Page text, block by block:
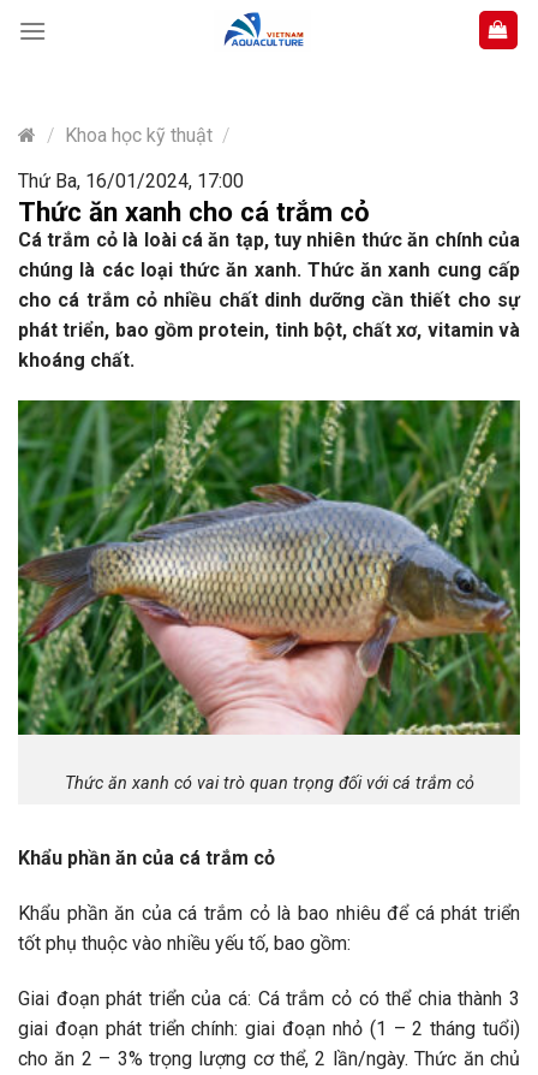
content
/ Khoa học kỹ thuật /
Thứ Ba, 16/01/2024, 17:00
Thức ăn xanh cho cá trắm cỏ
Cá trắm cỏ là loài cá ăn tạp, tuy nhiên thức ăn chính của
chúng là các loại thức ăn xanh. Thức ăn xanh cung cấp
cho cá trắm cỏ nhiều chất dinh dưỡng cần thiết cho sự
phát triển, bao gồm protein, tinh bột, chất xơ, vitamin và
khoáng chất.
Thức ăn xanh có vai trò quan trọng đối với cá trắm cỏ
Khẩu phần ăn của cá trắm cỏ
Khẩu phần ăn của cá trắm cỏ là bao nhiêu để cá phát triển
tốt phụ thuộc vào nhiều yếu tố, bao gồm:
Giai đoạn phát triển của cá: Cá trắm cỏ có thể chia thành 3
giai đoạn phát triển chính: giai đoạn nhỏ (1 – 2 tháng tuổi)
cho ăn 2 – 3% trọng lượng cơ thể, 2 lần/ngày. Thức ăn chủ